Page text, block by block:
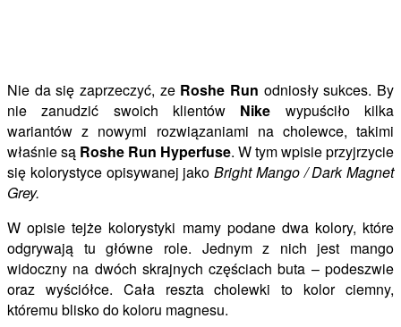
Nie da się zaprzeczyć, ze Roshe Run odniosły sukces. By
nie zanudzić swoich klientów Nike wypuściło kilka
wariantów z nowymi rozwiązaniami na cholewce, takimi
właśnie są Roshe Run Hyperfuse. W tym wpisie przyjrzycie
się kolorystyce opisywanej jako Bright Mango / Dark Magnet
Grey.
W opisie tejże kolorystyki mamy podane dwa kolory, które
odgrywają tu główne role. Jednym z nich jest mango
widoczny na dwóch skrajnych częściach buta – podeszwie
oraz wyściółce. Cała reszta cholewki to kolor ciemny,
któremu blisko do koloru magnesu.